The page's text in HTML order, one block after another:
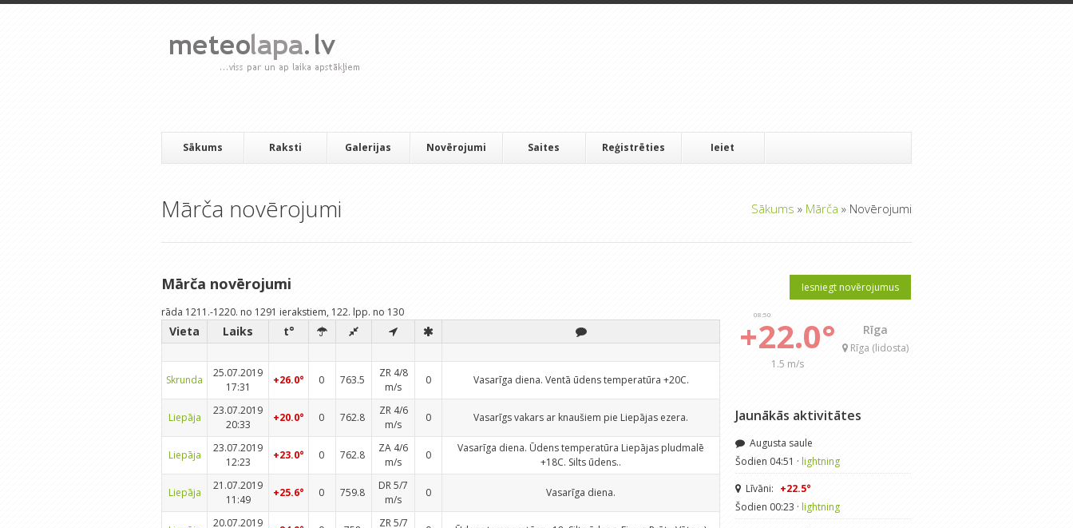
Sākums Raksti Galerijas Novērojumi Saites Reģistrēties Ieiet
Mārča novērojumi Sākums » Mārča » Novērojumi
Mārča novērojumi
rāda 1211.-1220. no 1291 ierakstiem, 122. lpp. no 130
Vieta Laiks t°
Skrunda
25.07.2019
17:31
+26.0° 0 763.5
ZR 4/8
m/s
0 Vasarīga diena. Ventā ūdens temperatūra +20C.
Liepāja
23.07.2019
20:33
+20.0° 0 762.8
ZR 4/6
m/s
0 Vasarīgs vakars ar knaušiem pie Liepājas ezera.
Liepāja
23.07.2019
12:23
+23.0° 0 762.8
ZA 4/6
m/s
0
Vasarīga diena. Ūdens temperatūra Liepājas pludmalē
+18C. Silts ūdens..
Liepāja
21.07.2019
11:49
+25.6° 0 759.8
DR 5/7
m/s
0 Vasarīga diena.
20.07.2019
ZR 5/7
Iesniegt novērojumus
08:50
+22.0°
1.5 m/s
Rīga
Rīga (lidosta)
Jaunākās aktivitātes
Augusta saule
Šodien 04:51 · lightning
Līvāni: +22.5°
Šodien 00:23 · lightning